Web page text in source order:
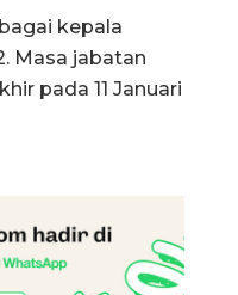
kepala
Masa jabatan
pada 11 Januari